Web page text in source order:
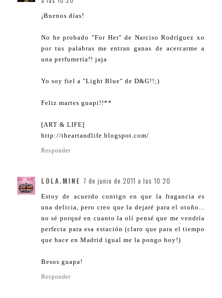
¡Buenos días!
No he probado "For Her" de Narciso Rodríguez xo
por tus palabras me entran ganas de acercarme a
una perfumería!! jaja
Yo soy fiel a "Light Blue" de D&G!!;)
Feliz martes guapi!!**
[ART & LIFE]
http://theartandlife.blogspot.com/
Responder
LOLA.MINE 7 de junio de 2011 a las 10:20
Estoy de acuerdo contigo en que la fragancia es
una delicia, pero creo que la dejaré para el otoño...
no sé porqué en cuanto la olí pensé que me vendría
perfecta para esa estación (claro que para el tiempo
que hace en Madrid igual me la pongo hoy!)
Besos guapa!
Responder